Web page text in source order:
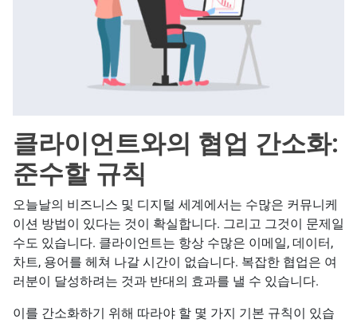
클라이언트와의 협업 간소화:
준수할 규칙
오늘날의 비즈니스 및 디지털 세계에서는 수많은 커뮤니케
이션 방법이 있다는 것이 확실합니다. 그리고 그것이 문제일
수도 있습니다. 클라이언트는 항상 수많은 이메일, 데이터,
차트, 용어를 헤쳐 나갈 시간이 없습니다. 복잡한 협업은 여
러분이 달성하려는 것과 반대의 효과를 낼 수 있습니다.
이를 간소화하기 위해 따라야 할 몇 가지 기본 규칙이 있습